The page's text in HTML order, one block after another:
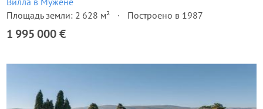
Площадь земли: 2 628 м²
Построено в 1987
1 995 000 €